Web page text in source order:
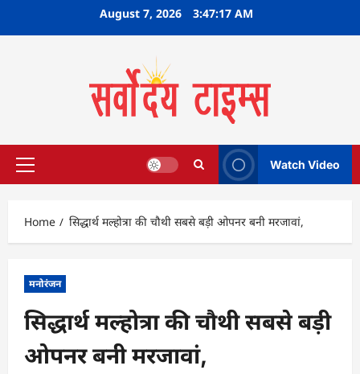
August 7, 2026 3:47:18 AM
Primary
Watch Video
Home सिद्धार्थ मल्होत्रा की चौथी सबसे बड़ी ओपनर बनी मरजावां,
मनोरंजन
सिद्धार्थ मल्होत्रा की चौथी सबसे बड़ी
ओपनर बनी मरजावां,